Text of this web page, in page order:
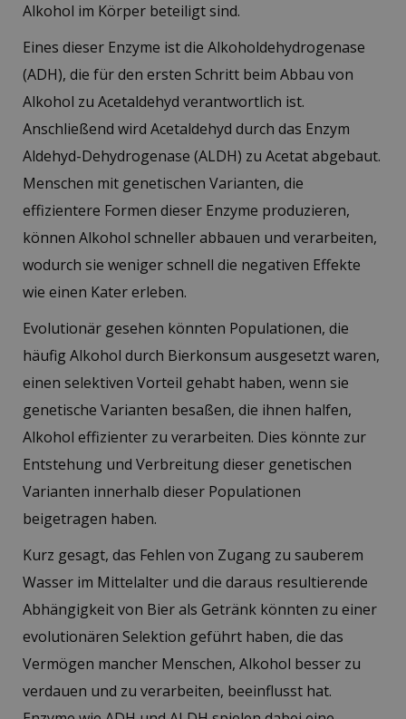
Alkohol im Körper beteiligt sind.
Eines dieser Enzyme ist die Alkoholdehydrogenase
(ADH), die für den ersten Schritt beim Abbau von
Alkohol zu Acetaldehyd verantwortlich ist.
Anschließend wird Acetaldehyd durch das Enzym
Aldehyd-Dehydrogenase (ALDH) zu Acetat abgebaut.
Menschen mit genetischen Varianten, die
effizientere Formen dieser Enzyme produzieren,
können Alkohol schneller abbauen und verarbeiten,
wodurch sie weniger schnell die negativen Effekte
wie einen Kater erleben.
Evolutionär gesehen könnten Populationen, die
häufig Alkohol durch Bierkonsum ausgesetzt waren,
einen selektiven Vorteil gehabt haben, wenn sie
genetische Varianten besaßen, die ihnen halfen,
Alkohol effizienter zu verarbeiten. Dies könnte zur
Entstehung und Verbreitung dieser genetischen
Varianten innerhalb dieser Populationen
beigetragen haben.
Kurz gesagt, das Fehlen von Zugang zu sauberem
Wasser im Mittelalter und die daraus resultierende
Abhängigkeit von Bier als Getränk könnten zu einer
evolutionären Selektion geführt haben, die das
Vermögen mancher Menschen, Alkohol besser zu
verdauen und zu verarbeiten, beeinflusst hat.